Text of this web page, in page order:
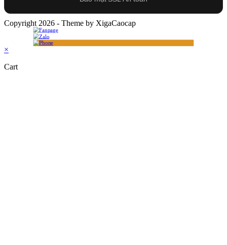
Copyright 2026 - Theme by XigaCaocap
×
Cart